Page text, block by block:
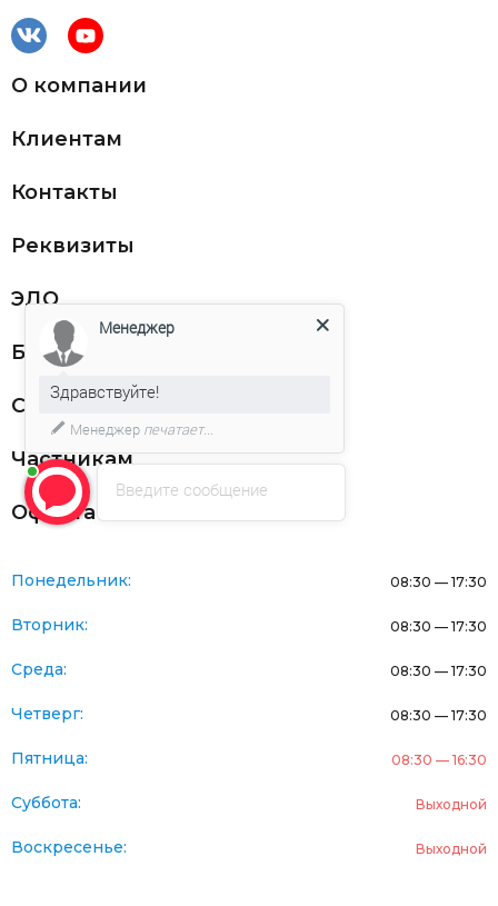
О компании
Клиентам
Контакты
Реквизиты
ЭДО
Благодарности
Статьи
Частникам
Оферта
Понедельник: 08:30 — 17:30
Вторник: 08:30 — 17:30
Среда: 08:30 — 17:30
Четверг: 08:30 — 17:30
Пятница: 08:30 — 16:30
Суббота: Выходной
Воскресенье: Выходной
Введите сообщение
Менеджер
Здравствуйте!
Менеджер печатает...